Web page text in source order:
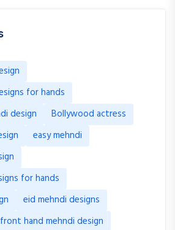
for hands
design
Bollywood actress
easy mehndi
for hands
eid mehndi designs
front hand mehndi design